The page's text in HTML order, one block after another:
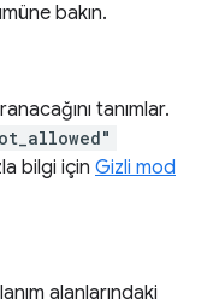
bakın.
tanımlar.
bilgi için Gizli mod
alanlarındaki